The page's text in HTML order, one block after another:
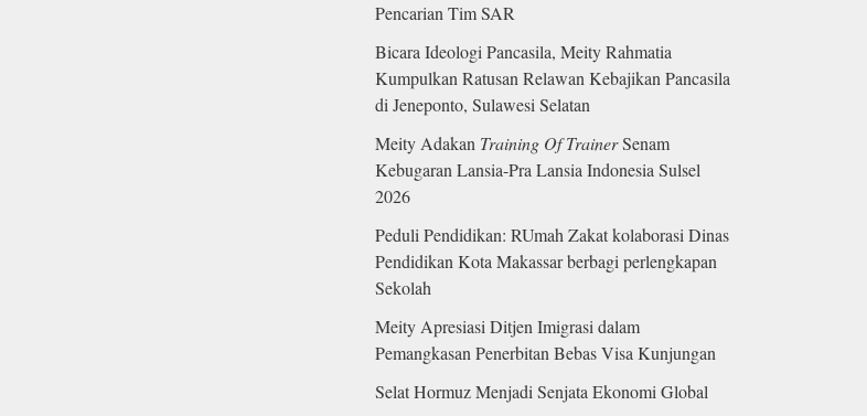
Pencarian Tim SAR
Bicara Ideologi Pancasila, Meity Rahmatia
Kumpulkan Ratusan Relawan Kebajikan Pancasila
di Jeneponto, Sulawesi Selatan
Meity Adakan Training Of TrainerSenam
Kebugaran Lansia-Pra Lansia Indonesia Sulsel
2026
Peduli Pendidikan: RUmah Zakat kolaborasi Dinas
Pendidikan Kota Makassar berbagi perlengkapan
Sekolah
Meity Apresiasi Ditjen Imigrasi dalam
Pemangkasan Penerbitan Bebas Visa Kunjungan
Selat Hormuz Menjadi Senjata Ekonomi Global